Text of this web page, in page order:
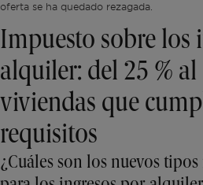
oferta se ha quedado rezagada.
Impuesto sobre los
alquiler: del 25 % al
viviendas que
requisitos
¿Cuáles son los nuevos